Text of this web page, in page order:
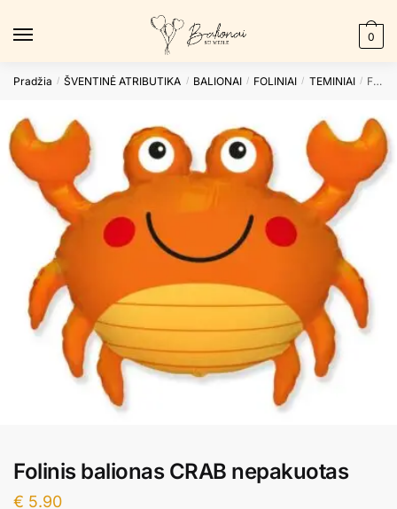
0
Pradžia / ŠVENTINĖ ATRIBUTIKA / BALIONAI / FOLINIAI / TEMINIAI / Folinis balionas CRAB nepakuotas
Folinis balionas CRAB nepakuotas
€ 5.90